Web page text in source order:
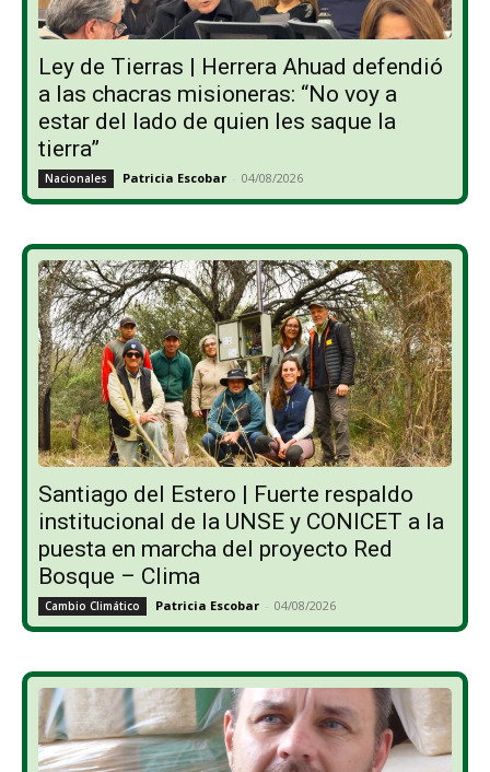
Ley de Tierras | Herrera Ahuad defendió
a las chacras misioneras: “No voy a
estar del lado de quien les saque la
tierra”
Nacionales Patricia Escobar - 04/08/2026
Santiago del Estero | Fuerte respaldo
institucional de la UNSE y CONICET a la
puesta en marcha del proyecto Red
Bosque – Clima
Cambio Climático Patricia Escobar - 04/08/2026